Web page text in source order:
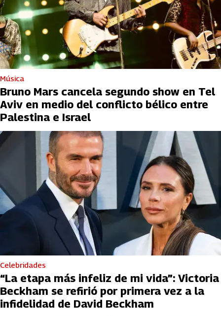
Música
Bruno Mars cancela segundo show en Tel
Aviv en medio del conflicto bélico entre
Palestina e Israel
Celebridades
“La etapa más infeliz de mi vida”: Victoria
Beckham se refirió por primera vez a la
infidelidad de David Beckham